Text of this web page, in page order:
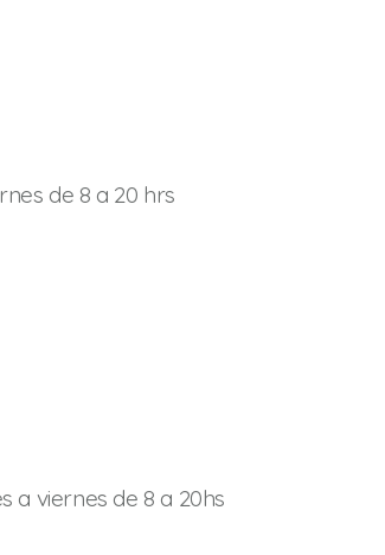
de 8 a 20 hrs
a viernes de 8 a 20hs